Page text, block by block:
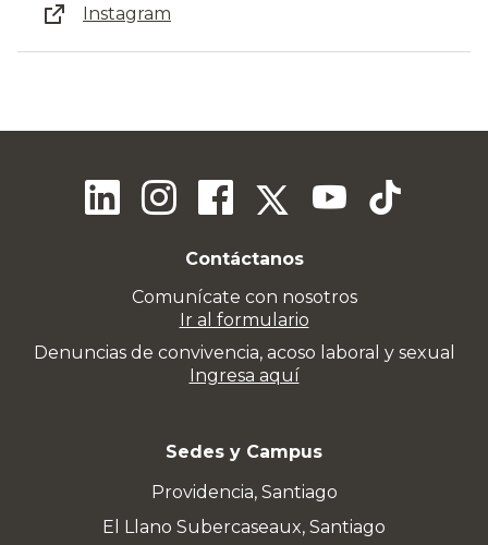
Instagram
Contáctanos
Comunícate con nosotros
Ir al formulario
Denuncias de convivencia, acoso laboral y sexual
Ingresa aquí
Sedes y Campus
Providencia, Santiago
El Llano Subercaseaux, Santiago